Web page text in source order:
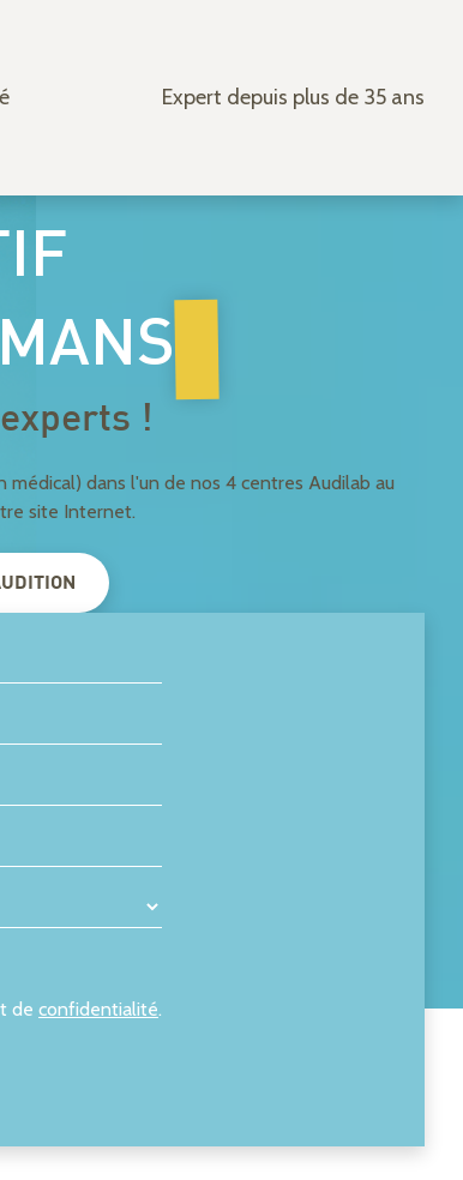
Expert depuis plus de 35 ans
!
dans l'un de nos 4 centres Audilab au
site Internet.
de confidentialité.